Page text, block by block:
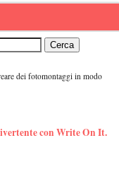
dei fotomontaggi in modo
con Write On It.